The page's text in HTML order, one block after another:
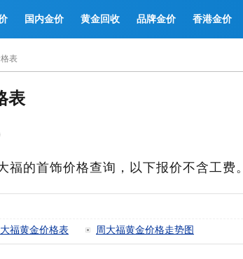
国内金价 黄金回收 品牌金价 香港金价
表
表
福的首饰价格查询，以下报价不含工费。
福黄金价格表 周大福黄金价格走势图